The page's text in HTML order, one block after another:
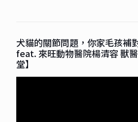
犬貓的關節問題，你家毛孩補
feat. 來旺動物醫院楊清容 獸
堂】